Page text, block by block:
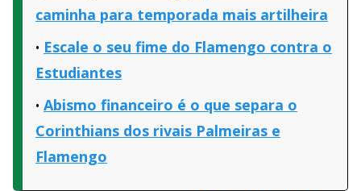
caminha para temporada mais artilheira
Escale o seu fime do Flamengo contra o
Estudiantes
Abismo financeiro é o que separa o
Corinthians dos rivais Palmeiras e
Flamengo